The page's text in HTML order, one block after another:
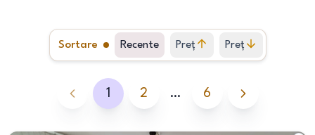
Sortare Recente Preț
crescător
Preț
descrescător
1 2 … 6